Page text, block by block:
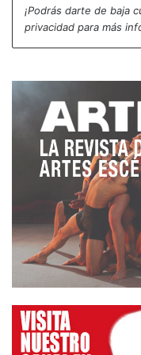
V. ¿Es circo? ¿Es
La calle ese
las rutinas en la
receptor
incorporando la
cambiando el
utiliza las técnicas
en Spazi 0.
acrobacia y
con danza y
rutina y sobre los
pareja
lugar para
Una catedral es el
¡Podrás darte de baja
privacidad para más